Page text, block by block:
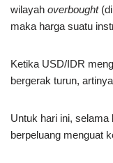
wilayah overbought(di
maka harga suatu
Ketika USD/IDR
bergerak turun,
Untuk hari ini, selama
berpeluang menguat